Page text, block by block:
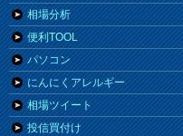
相場分析
便利TOOL
パソコン
にんにくアレルギー
相場ツイート
投信買付け